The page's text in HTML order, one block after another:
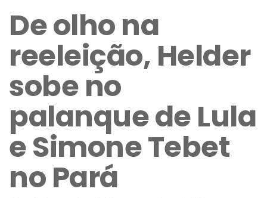
De olho na
reeleição, Helder
sobe no
palanque de Lula
e Simone Tebet
no Pará